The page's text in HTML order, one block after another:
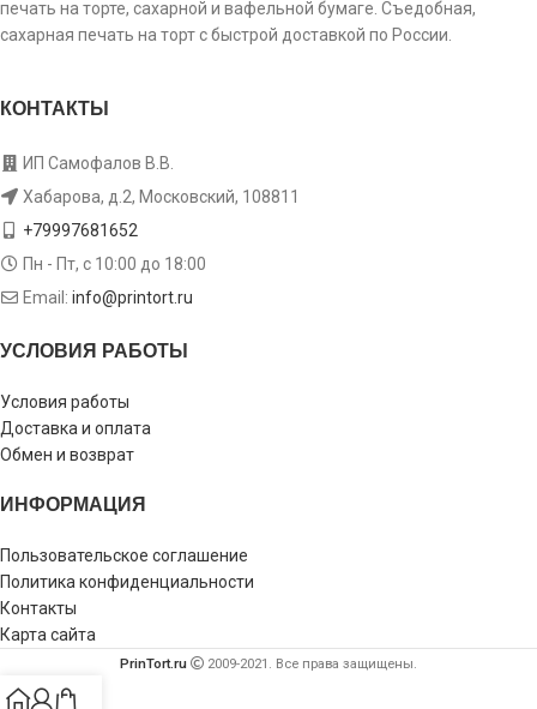
печать на торте, сахарной и вафельной бумаге. Съедобная,
сахарная печать на торт с быстрой доставкой по России.
КОНТАКТЫ
ИП Самофалов В.В.
Хабарова, д.2, Московский, 108811
+79997681652
Пн - Пт, с 10:00 до 18:00
Email: info@printort.ru
УСЛОВИЯ РАБОТЫ
Условия работы
Доставка и оплата
Обмен и возврат
ИНФОРМАЦИЯ
Пользовательское соглашение
Политика конфиденциальности
Контакты
Карта сайта
PrinTort.ru 2009-2021. Все права защищены.